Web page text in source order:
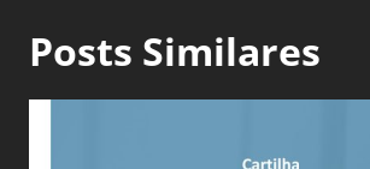
Posts Similares